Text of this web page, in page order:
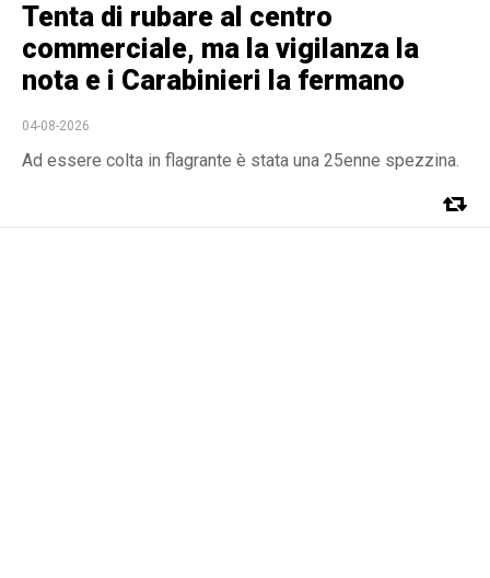
Tenta di rubare al centro
commerciale, ma la vigilanza la
nota e i Carabinieri la fermano
04-08-2026
Ad essere colta in flagrante è stata una 25enne spezzina.